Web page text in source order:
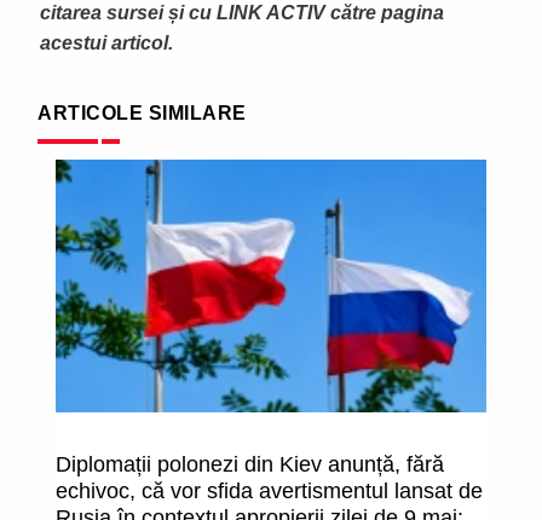
citarea sursei și cu LINK ACTIV către pagina
acestui articol.
ARTICOLE SIMILARE
Diplomații polonezi din Kiev anunță, fără
echivoc, că vor sfida avertismentul lansat de